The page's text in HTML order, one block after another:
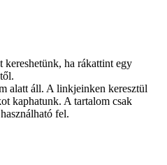
ha rákattint egy
alatt áll. A linkjeinken keresztül
kaphatunk. A tartalom csak
fel.